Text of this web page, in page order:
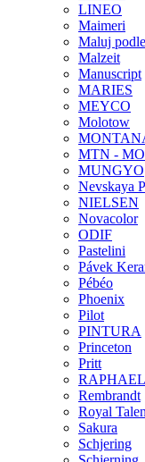
LINEO
Maimeri
Maluj
Malzeit
Manuscript
MARIES
MEYCO
Molotow
MTN -
MUNGYO
Nevskaya
NIELSEN
Novacolor
ODIF
Pastelini
Pávek
Pébéo
Phoenix
Pilot
PINTURA
Princeton
Pritt
RAPHAEL
Rembrandt
Royal
Sakura
Schjering